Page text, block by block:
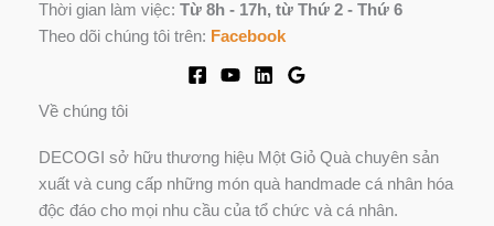
Thời gian làm việc: Từ 8h - 17h, từ Thứ 2 - Thứ 6
Theo dõi chúng tôi trên: Facebook
Về chúng tôi
DECOGI sở hữu thương hiệu Một Giỏ Quà chuyên sản
xuất và cung cấp những món quà handmade cá nhân hóa
độc đáo cho mọi nhu cầu của tổ chức và cá nhân.